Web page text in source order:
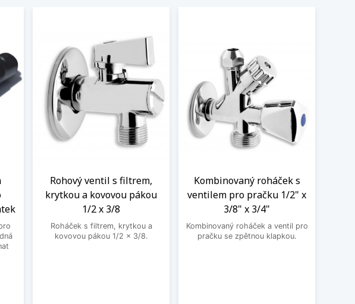
Rohový ventil s filtrem,
krytkou a kovovou pákou
1/2 x 3/8
Roháček s filtrem, krytkou a
kovovou pákou 1/2 x 3/8.
Kombinovaný roháček s
ventilem pro pračku 1/2" x
3/8" x 3/4"
Kombinovaný roháček a ventil pro
pračku se zpětnou klapkou.